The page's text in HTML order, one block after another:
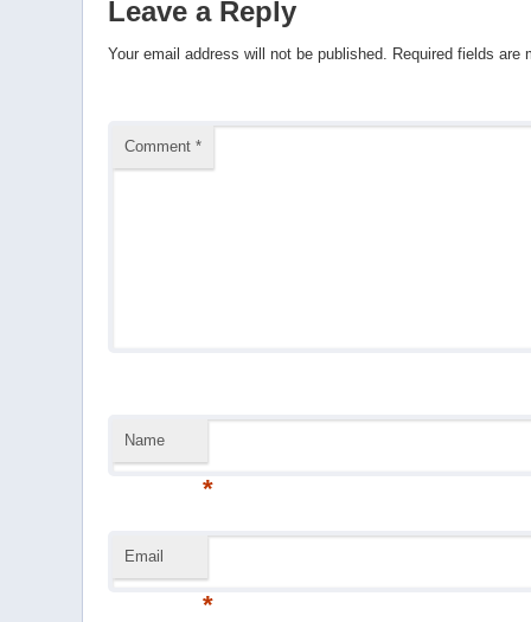
Leave a Reply
Your email address will not be published. Required fields are
Comment *
Name
*
Email
*